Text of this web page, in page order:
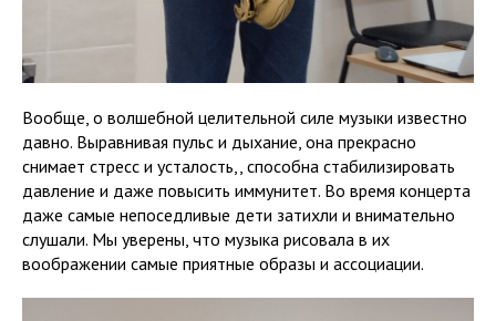
Вообще, о волшебной целительной силе музыки известно
давно. Выравнивая пульс и дыхание, она прекрасно
снимает стресс и усталость,, способна стабилизировать
давление и даже повысить иммунитет. Во время концерта
даже самые непоседливые дети затихли и внимательно
слушали. Мы уверены, что музыка рисовала в их
воображении самые приятные образы и ассоциации.